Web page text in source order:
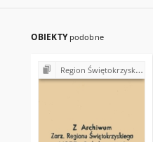
OBIEKTY podobne
Region Świętokrzyski NSZZ "Solidarność". Delegatura Ostrowiec Świętokrzyski (1980-1981)